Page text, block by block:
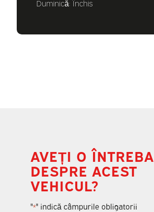
Duminică: Închis
AVEȚI O
DESPRE ACEST
VEHICUL?
"*" indică câmpurile obligatorii